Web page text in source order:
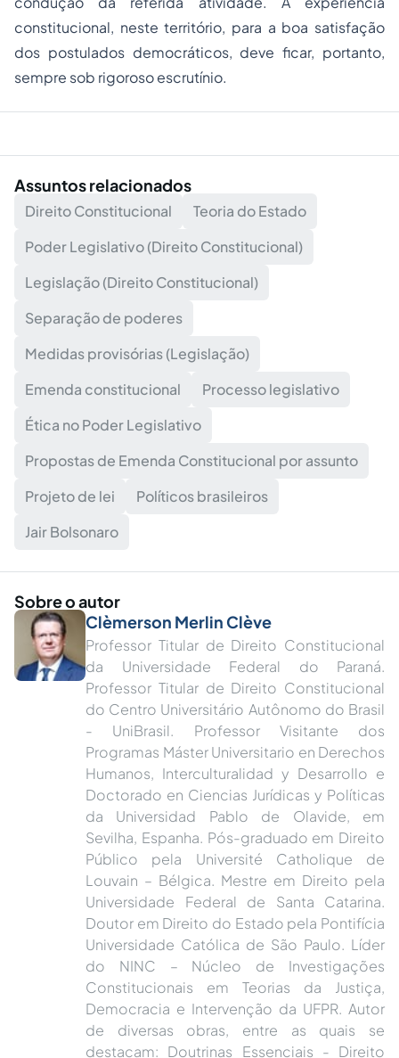
constitucional, neste território, para a boa satisfação
dos postulados democráticos, deve ficar, portanto,
sempre sob rigoroso escrutínio.
Assuntos relacionados
Direito Constitucional
Teoria do Estado
Poder Legislativo (Direito Constitucional)
Legislação (Direito Constitucional)
Separação de poderes
Medidas provisórias (Legislação)
Emenda constitucional
Processo legislativo
Ética no Poder Legislativo
Propostas de Emenda Constitucional por assunto
Projeto de lei
Políticos brasileiros
Jair Bolsonaro
Sobre o autor
Clèmerson Merlin Clève
Professor Titular de Direito Constitucional
da Universidade Federal do Paraná.
Professor Titular de Direito Constitucional
do Centro Universitário Autônomo do Brasil
- UniBrasil. Professor Visitante dos
Programas Máster Universitario en Derechos
Humanos, Interculturalidad y Desarrollo e
Doctorado en Ciencias Jurídicas y Políticas
da Universidad Pablo de Olavide, em
Sevilha, Espanha. Pós-graduado em Direito
Público pela Université Catholique de
Louvain – Bélgica. Mestre em Direito pela
Universidade Federal de Santa Catarina.
Doutor em Direito do Estado pela Pontifícia
Universidade Católica de São Paulo. Líder
do NINC – Núcleo de Investigações
Constitucionais em Teorias da Justiça,
Democracia e Intervenção da UFPR. Autor
de diversas obras, entre as quais se
destacam: Doutrinas Essenciais - Direito